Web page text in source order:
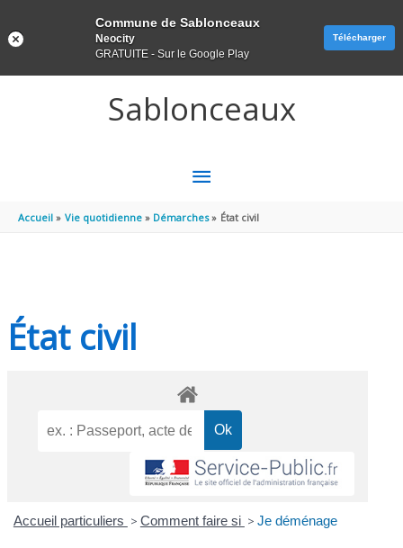
Sablonceaux
MENU
PRINCIPAL
Accueil Vie quotidienne Démarches État civil
État civil
Accueil particuliers > Comment faire si > Je déménage
Commune de Sablonceaux
Neocity
GRATUITE - Sur le Google Play
Télécharger